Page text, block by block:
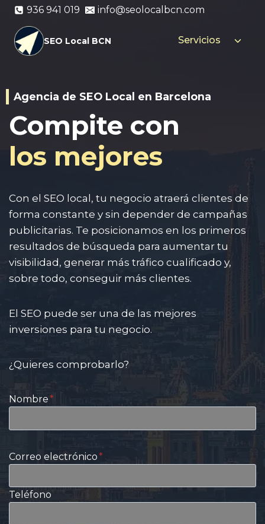
Saltar
contenido
936 941 019 info@seolocalbcn.com
SEO Local BCN Servicios
Agencia de SEO Local en Barcelona
Compite con
los mejores
Con el SEO local, tu negocio atraerá clientes de
forma constante y sin depender de campañas
publicitarias. Te posicionamos en los primeros
resultados de búsqueda para aumentar tu
visibilidad, generar más tráfico cualificado y,
sobre todo, conseguir más clientes.
El SEO puede ser una de las mejores
inversiones para tu negocio.
¿Quieres comprobarlo?
Nombre*
Correo electrónico*
Teléfono